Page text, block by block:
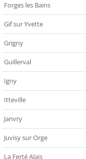
Forges les Bains
Gif sur Yvette
Grigny
Guillerval
Igny
Itteville
Janvry
Juvisy sur Orge
La Ferté Alais